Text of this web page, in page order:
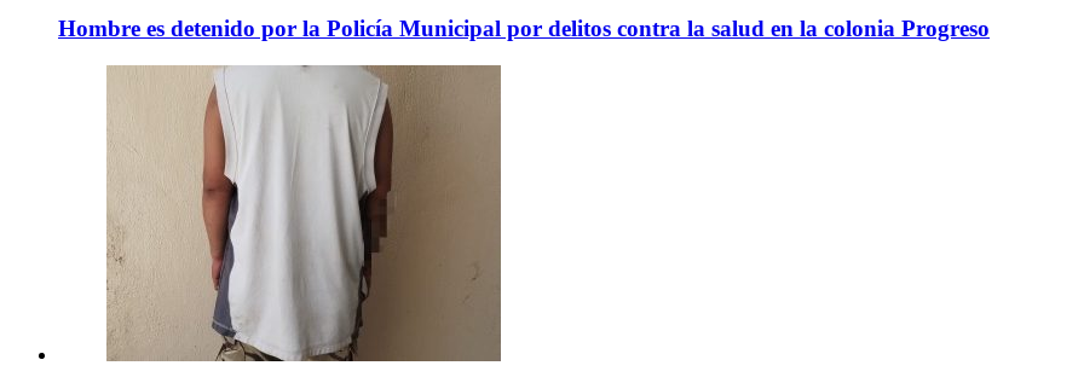
Hombre es detenido por la Policía Municipal por delitos contra la salud en la colonia Progreso